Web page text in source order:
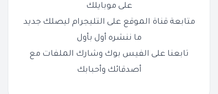
على موبايلك
متابعة قناة الموقع على التليجرام ليصلك جديد
ما ننشره أول بأول
تابعنا على الفيس بوك وشارك الملفات مع
أصدقائك وأحبابك